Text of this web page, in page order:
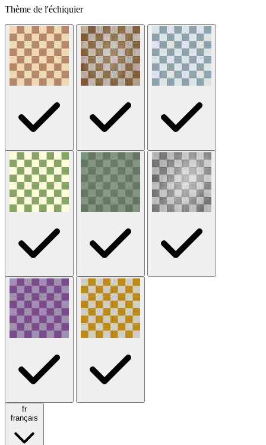
Thème de l'échiquier
fr
français